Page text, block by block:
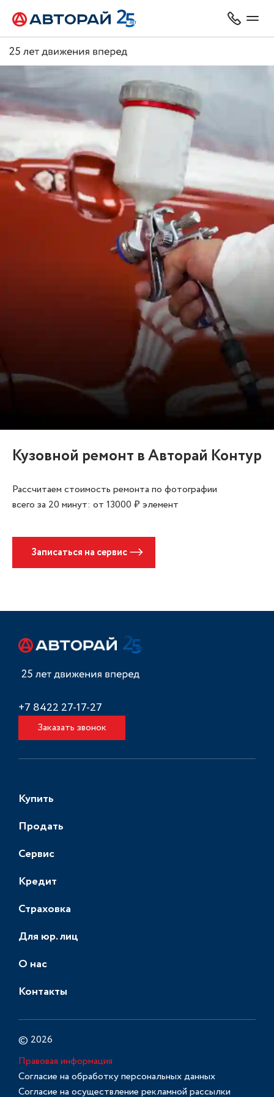
Кузовной ремонт в Авторай Контур
Рассчитаем стоимость ремонта по фотографии
всего за 20 минут: от 13000 ₽ элемент
Записаться на сервис
+7 8422 27-17-27
Заказать звонок
Купить
Продать
Сервис
Кредит
Страховка
Для юр. лиц
О нас
Контакты
© 2026
Правовая информация
Согласие на обработку персональных данных
Согласие на осуществление рекламной рассылки